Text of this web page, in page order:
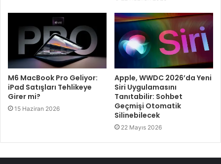
M6 MacBook Pro Geliyor:
iPad Satışları Tehlikeye
Girer mi?
15 Haziran 2026
Apple, WWDC 2026’da Yeni
Siri Uygulamasını
Tanıtabilir: Sohbet
Geçmişi Otomatik
Silinebilecek
22 Mayıs 2026